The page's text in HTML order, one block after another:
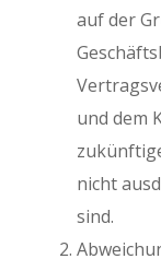
auf der
und dem
nicht
sind.